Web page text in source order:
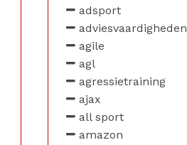
adsport
adviesvaardigheden
agile
agl
agressietraining
ajax
all sport
amazon